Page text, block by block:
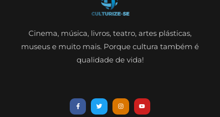
Cinema, música, livros, teatro, artes plásticas,
museus e muito mais. Porque cultura também é
qualidade de vida!